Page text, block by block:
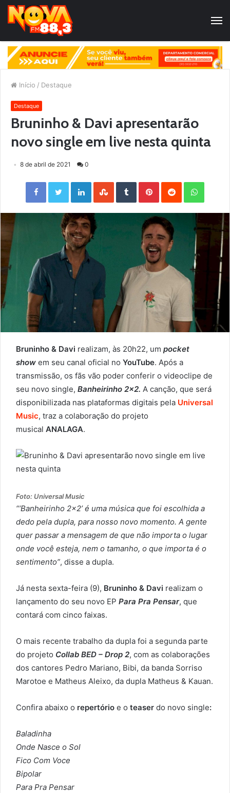
Início / Destaque
Destaque
Bruninho & Davi apresentarão
novo single em live nesta quinta
8 de abril de 2021 0
Facebook Twitter LinkedIn StumbleUpon Tumblr Pinterest Reddit
Bruninho & Davi realizam, às 20h22, um pocket
show em seu canal oficial no YouTube. Após a
transmissão, os fãs vão poder conferir o videoclipe de
seu novo single, Banheirinho 2×2. A canção, que será
disponibilizada nas plataformas digitais pela Universal
Music, traz a colaboração do projeto
musical ANALAGA.
Foto: Universal Music
“‘Banheirinho 2×2’ é uma música que foi escolhida a
dedo pela dupla, para nosso novo momento. A gente
quer passar a mensagem de que não importa o lugar
onde você esteja, nem o tamanho, o que importa é o
sentimento”, disse a dupla.
Já nesta sexta-feira (9), Bruninho & Davi realizam o
lançamento do seu novo EP Para Pra Pensar, que
contará com cinco faixas.
O mais recente trabalho da dupla foi a segunda parte
do projeto Collab BED – Drop 2, com as colaborações
dos cantores Pedro Mariano, Bibi, da banda Sorriso
Marotoe e Matheus Aleixo, da dupla Matheus & Kauan.
Confira abaixo o repertório e o teaser do novo single:
Baladinha
Onde Nasce o Sol
Fico Com Voce
Bipolar
Para Pra Pensar